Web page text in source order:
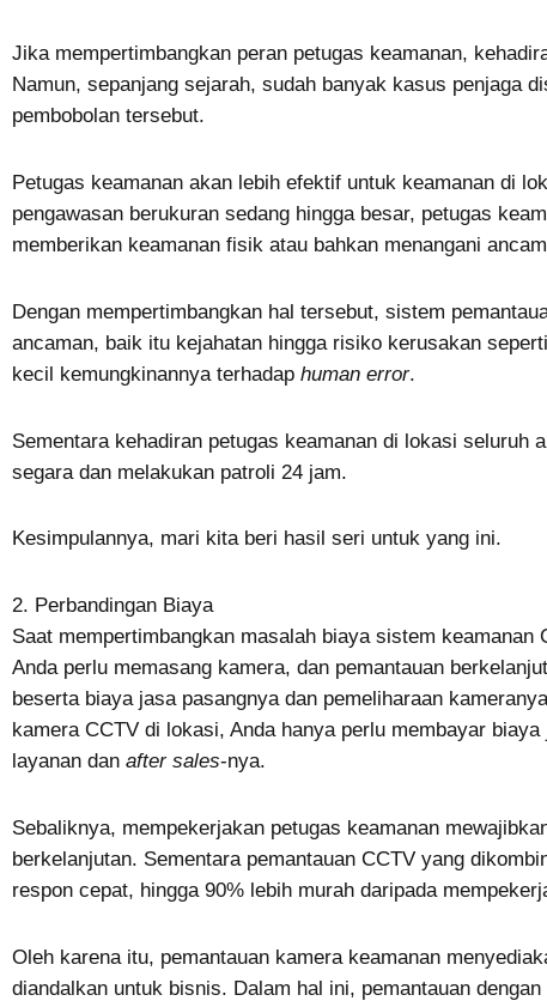
Jika mempertimbangkan peran petugas keamanan,
Namun, sepanjang sejarah, sudah banyak kasus penjaga
pembobolan tersebut.
Petugas keamanan akan lebih efektif untuk keamanan di
pengawasan berukuran sedang hingga besar, petugas
memberikan keamanan fisik atau bahkan menangani
Dengan mempertimbangkan hal tersebut, sistem
ancaman, baik itu kejahatan hingga risiko kerusakan
kecil kemungkinannya terhadap human error.
Sementara kehadiran petugas keamanan di lokasi seluruh
segara dan melakukan patroli 24 jam.
Kesimpulannya, mari kita beri hasil seri untuk yang ini.
2. Perbandingan Biaya
Saat mempertimbangkan masalah biaya sistem keamanan
Anda perlu memasang kamera, dan pemantauan
beserta biaya jasa pasangnya dan pemeliharaan
kamera CCTV di lokasi, Anda hanya perlu membayar
layanan dan after sales-nya.
Sebaliknya, mempekerjakan petugas keamanan
berkelanjutan. Sementara pemantauan CCTV yang
respon cepat, hingga 90% lebih murah daripada
Oleh karena itu, pemantauan kamera keamanan
diandalkan untuk bisnis. Dalam hal ini, pemantauan